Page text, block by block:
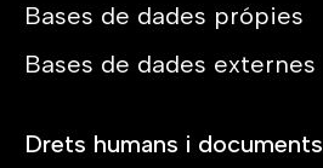
Bases de dades própies
Bases de dades externes
Drets humans i documents